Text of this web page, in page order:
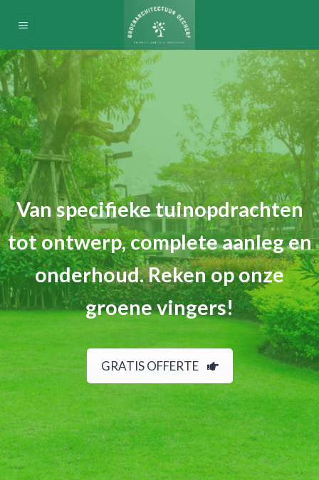
Van specifieke tuinopdrachten
tot ontwerp, complete aanleg en
onderhoud. Reken op onze
groene vingers!
GRATIS OFFERTE